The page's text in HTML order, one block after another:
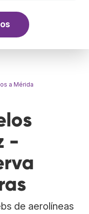
a Mérida
-
de aerolíneas